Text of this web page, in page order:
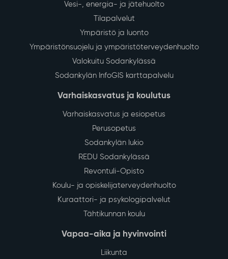
Vesi-, energia- ja jätehuolto
Tilapalvelut
Ympäristö ja luonto
Ympäristönsuojelu ja ympäristöterveydenhuolto
Valokuitu Sodankylässä
Sodankylän InfoGIS karttapalvelu
Varhaiskasvatus ja koulutus
Varhaiskasvatus ja esiopetus
Perusopetus
Sodankylän lukio
REDU Sodankylässä
Revontuli-Opisto
Koulu- ja opiskelijaterveydenhuolto
Kuraattori- ja psykologipalvelut
Tähtikunnan koulu
Vapaa-aika ja hyvinvointi
Liikunta